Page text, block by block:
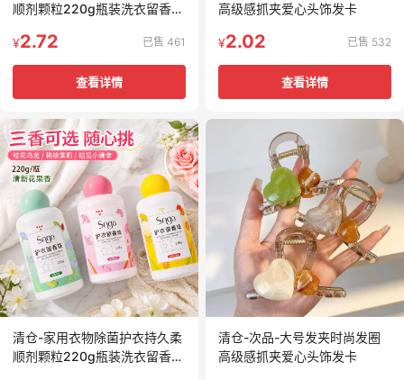
顺剂颗粒220g瓶装洗衣留香珠
¥2.72 已售 461
查看详情
高级感抓夹爱心头饰发卡
¥2.02 已售 532
查看详情
清仓-家用衣物除菌护衣持久柔
顺剂颗粒220g瓶装洗衣留香珠
清仓-次品-大号发夹时尚发圈
高级感抓夹爱心头饰发卡